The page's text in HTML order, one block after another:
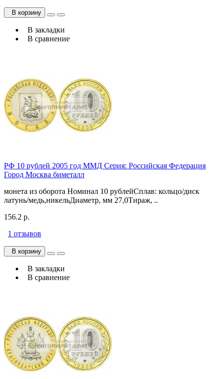
В корзину
В закладки
В сравнение
РФ 10 рублей 2005 год ММД Серия: Российская Федерация
Город Москва биметалл
монета из оборота Номинал 10 рублейСплав: кольцо/диск
латунь/медь,никельДиаметр, мм 27,0Тираж, ..
156.2 р.
1 отзывов
В корзину
В закладки
В сравнение